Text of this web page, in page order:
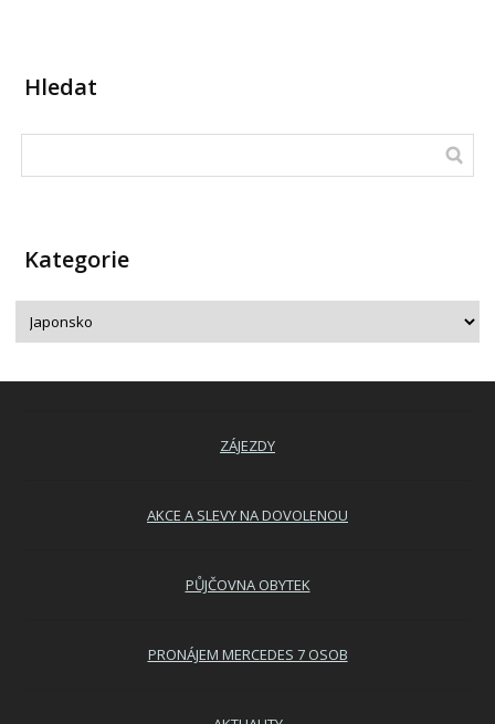
Hledat
Kategorie
ZÁJEZDY
AKCE A SLEVY NA DOVOLENOU
PŮJČOVNA OBYTEK
PRONÁJEM MERCEDES 7 OSOB